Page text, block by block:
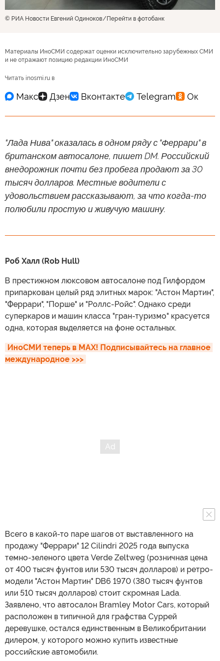
© РИА Новости Евгений Одиноков Перейти в фотобанк
Материалы ИноСМИ содержат оценки исключительно зарубежных СМИ
и не отражают позицию редакции ИноСМИ
Читать inosmi.ru в
"Лада Нива" оказалась в одном ряду с "Феррари" в
британском автосалоне, пишет DM. Российский
внедорожник почти без пробега продают за 30
тысяч долларов. Местные водители с
удовольствием рассказывают, за что когда-то
полюбили простую и живучую машину.
Роб Халл (Rob Hull)
В престижном люксовом автосалоне под Гилфордом
припаркован целый ряд элитных марок: "Астон Мартин",
"Феррари", "Порше" и "Роллс-Ройс". Однако среди
суперкаров и машин класса "гран-туризмо" красуется
одна, которая выделяется на фоне остальных.
ИноСМИ теперь в MAX! Подписывайтесь на главное
международное >>>
Всего в какой-то паре шагов от выставленного на
продажу "Феррари" 12 Cilindri 2025 года выпуска
темно-зеленого цвета Verde Zeltweg (розничная цена
от 400 тысяч фунтов или 530 тысяч долларов) и ретро-
модели "Астон Мартин" DB6 1970 (380 тысяч фунтов
или 510 тысяч долларов) стоит скромная Lada.
Заявлено, что автосалон Bramley Motor Cars, который
расположен в типичной для графства Суррей
деревушке, остался единственным в Великобритании
дилером, у которого можно купить известные
российские автомобили.